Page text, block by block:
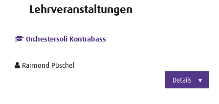
Lehrveranstaltungen
Orchestersoli Kontrabass
Raimond Püschel
Details